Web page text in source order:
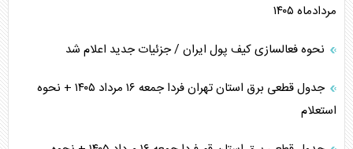
مردادماه ۱۴۰۵
نحوه فعالسازی کیف پول ایران / جزئیات جدید اعلام شد
جدول قطعی برق استان تهران فردا جمعه ۱۶ مرداد ۱۴۰۵ + نحوه
استعلام